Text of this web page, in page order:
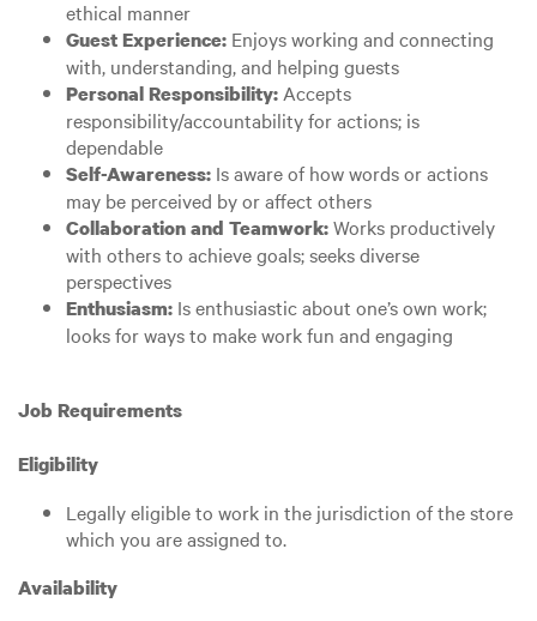
ethical manner
Guest Experience: Enjoys working and connecting
with, understanding, and helping guests
Personal Responsibility: Accepts
responsibility/accountability for actions; is
dependable
Self-Awareness: Is aware of how words or actions
may be perceived by or affect others
Collaboration and Teamwork:Works productively
with others to achieve goals; seeks diverse
perspectives
Enthusiasm: Is enthusiastic about one’s own work;
looks for ways to make work fun and engaging
Job Requirements
Eligibility
Legally eligible to work in the jurisdiction of the store
which you are assigned to.
Availability